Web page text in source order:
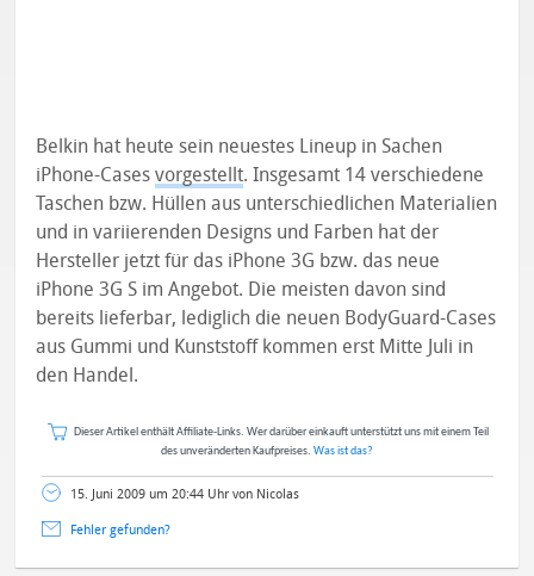
Belkin hat heute sein neuestes Lineup in Sachen
iPhone-Casesvorgestellt. Insgesamt 14 verschiedene
Taschen bzw. Hüllen aus unterschiedlichen Materialien
und in variierenden Designs und Farben hat der
Hersteller jetzt für das iPhone 3G bzw. das neue
iPhone 3G S im Angebot. Die meisten davon sind
bereits lieferbar, lediglich die neuen BodyGuard-Cases
aus Gummi und Kunststoff kommen erst Mitte Juli in
den Handel.
Dieser Artikel enthält Affiliate-Links. Wer darüber einkauft unterstützt uns mit einem Teil
des unveränderten Kaufpreises. Was ist das?
15. Juni 2009 um 20:44 Uhr von Nicolas
Fehler gefunden?